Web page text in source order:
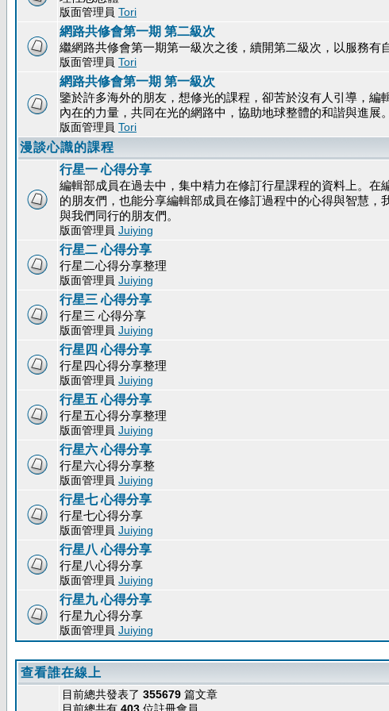
版面管理員 Tori
網路共修會第一期 第二級次
繼網路共修會第一期第一級次之後，續開第二級次，以服務有
版面管理員 Tori
網路共修會第一期 第一級次
鑒於許多海外的朋友，想修光的課程，卻苦於沒有人引導，
內在的力量，共同在光的網路中，協助地球整體的和諧與進展。
版面管理員 Tori
漫談心識的課程
行星一 心得分享
編輯部成員在過去中，集中精力在修訂行星課程的資料上。
的朋友們，也能分享編輯部成員在修訂過程中的心得與智慧
與我們同行的朋友們。
版面管理員 Juiying
行星二 心得分享
行星二心得分享整理
版面管理員 Juiying
行星三 心得分享
行星三 心得分享
版面管理員 Juiying
行星四 心得分享
行星四心得分享整理
版面管理員 Juiying
行星五 心得分享
行星五心得分享整理
版面管理員 Juiying
行星六 心得分享
行星六心得分享整
版面管理員 Juiying
行星七 心得分享
行星七心得分享
版面管理員 Juiying
行星八 心得分享
行星八心得分享
版面管理員 Juiying
行星九 心得分享
行星九心得分享
版面管理員 Juiying
查看誰在線上
目前總共發表了 355679 篇文章